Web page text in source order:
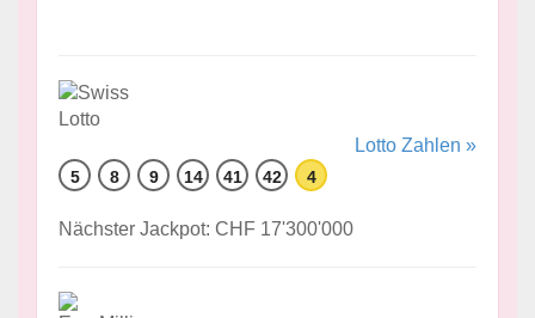
Lotto Zahlen »
5 8 9 14 41 42 4
Nächster Jackpot: CHF 17'300'000